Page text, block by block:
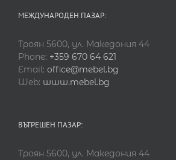
МЕЖДУНАРОДЕН ПАЗАР:
Троян 5600, ул. Македония 44
Phone: +359 670 64 621
Email: office@mebel.bg
Web: www.mebel.bg
ВЪТРЕШЕН ПАЗАР:
Троян 5600, ул. Македония 44